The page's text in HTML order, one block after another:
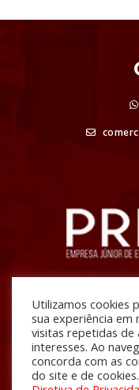
R. Prof.
da UFBA -
De
Utilizamos cookies
sua experiência em
visitas repetidas de
interesses. Ao
concorda com as
do site e de